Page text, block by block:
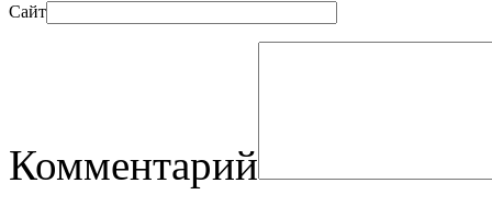
Сайт
Комментарий